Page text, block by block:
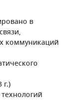
в
коммуникаций